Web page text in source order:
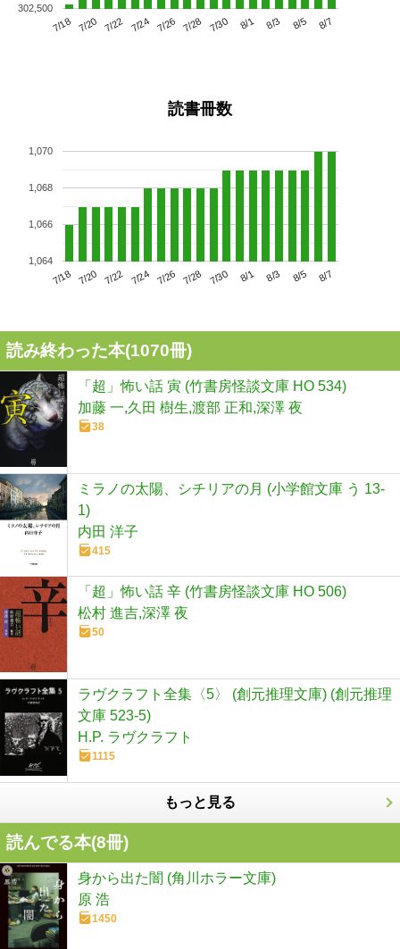
7/18 7/20 7/22 7/24 7/26 7/28 7/30 8/1 8/3 8/5 8/7
302,500
読書冊数
7/18 7/20 7/22 7/24 7/26 7/28 7/30 8/1 8/3 8/5 8/7
1,064
1,066
1,068
1,070
読み終わった本(1070冊)
「超」怖い話 寅 (竹書房怪談文庫 HO 534)
加藤 一,久田 樹生,渡部 正和,深澤 夜
38
ミラノの太陽、シチリアの月 (小学館文庫 う 13-
1)
内田 洋子
415
「超」怖い話 辛 (竹書房怪談文庫 HO 506)
松村 進吉,深澤 夜
50
ラヴクラフト全集〈5〉 (創元推理文庫) (創元推理
文庫 523-5)
H.P. ラヴクラフト
1115
もっと見る
読んでる本(8冊)
身から出た闇 (角川ホラー文庫)
原 浩
1450